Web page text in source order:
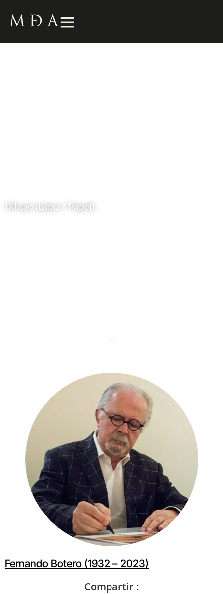
Dibujo (Lápiz / Papel)
Fernando Botero (1932 – 2023)
Compartir :